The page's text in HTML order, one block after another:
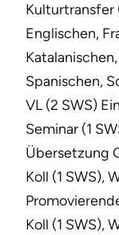
Kulturtransfer
Englischen,
Spanischen,
VL (2 SWS)
Seminar (1
Übersetzung
Koll (1 SWS),
Koll (1 SWS),